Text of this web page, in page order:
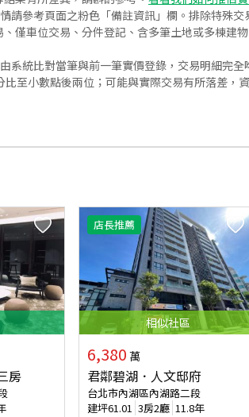
請參考頁面之粉色「備註資訊」欄。排除特殊
僅車位交易、分件登記、含多筆土地或多棟建
系統比對當筆與前一筆實價登錄，交易明細完
至小數點後兩位；可能與實際交易有所落差，
房
店長推薦
相似社區
6,380 萬
君鄰碧湖．人文邸府
台北市內湖區內湖路二段
建坪61.01 3房2廳 11.8年